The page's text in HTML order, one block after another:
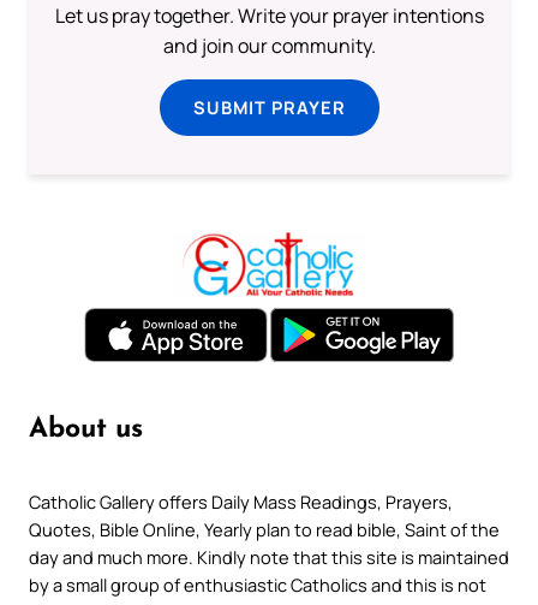
Let us pray together. Write your prayer intentions
and join our community.
SUBMIT PRAYER
About us
Catholic Gallery offers Daily Mass Readings, Prayers,
Quotes, Bible Online, Yearly plan to read bible, Saint of the
day and much more. Kindly note that this site is maintained
by a small group of enthusiastic Catholics and this is not